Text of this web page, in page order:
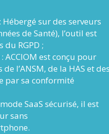
: Hébergé sur des serveurs
de Santé), l’outil est
RGPD ;
: ACCIOM est conçu pour
l’ANSM, de la HAS et
par sa conformité
SaaS sécurisé, il est
sans